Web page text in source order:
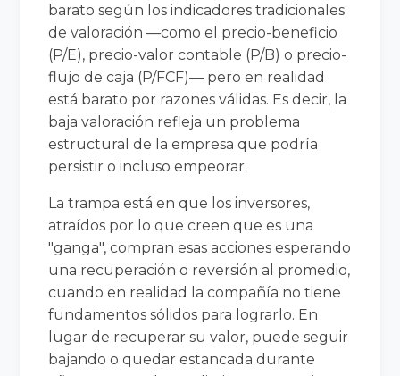
barato según los indicadores tradicionales
de valoración —como el precio-beneficio
(P/E), precio-valor contable (P/B) o precio-
flujo de caja (P/FCF)— pero en realidad
está barato por razones válidas. Es decir, la
baja valoración refleja un problema
estructural de la empresa que podría
persistir o incluso empeorar.
La trampa está en que los inversores,
atraídos por lo que creen que es una
"ganga", compran esas acciones esperando
una recuperación o reversión al promedio,
cuando en realidad la compañía no tiene
fundamentos sólidos para lograrlo. En
lugar de recuperar su valor, puede seguir
bajando o quedar estancada durante